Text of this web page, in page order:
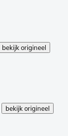
bekijk origineel
bekijk origineel